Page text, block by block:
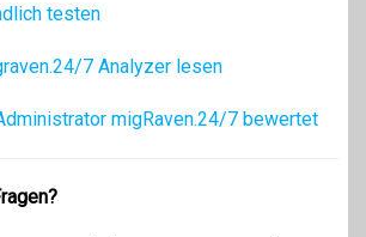
testen
7 Analyzer lesen
migRaven.24/7 bewertet